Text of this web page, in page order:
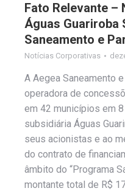
Fato Relevante –
Águas Guariroba
Saneamento e
Notícias Corporativas
A Aegea Saneamento
operadora de
em 42 municípios em
subsidiária Águas
seus acionistas e ao
do contrato de
âmbito do “Programa
montante total de R$